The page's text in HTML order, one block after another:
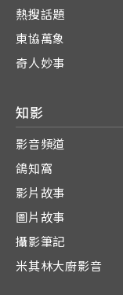
熱搜話題
東協萬象
奇人妙事
知影
影音頻道
鴿知窩
影片故事
圖片故事
攝影筆記
米其林大廚影音